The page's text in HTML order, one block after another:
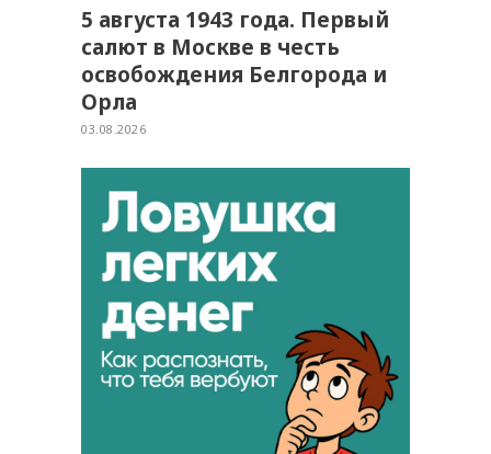
5 августа 1943 года. Первый
салют в Москве в честь
освобождения Белгорода и
Орла
03.08.2026